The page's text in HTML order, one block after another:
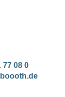
77 08 0